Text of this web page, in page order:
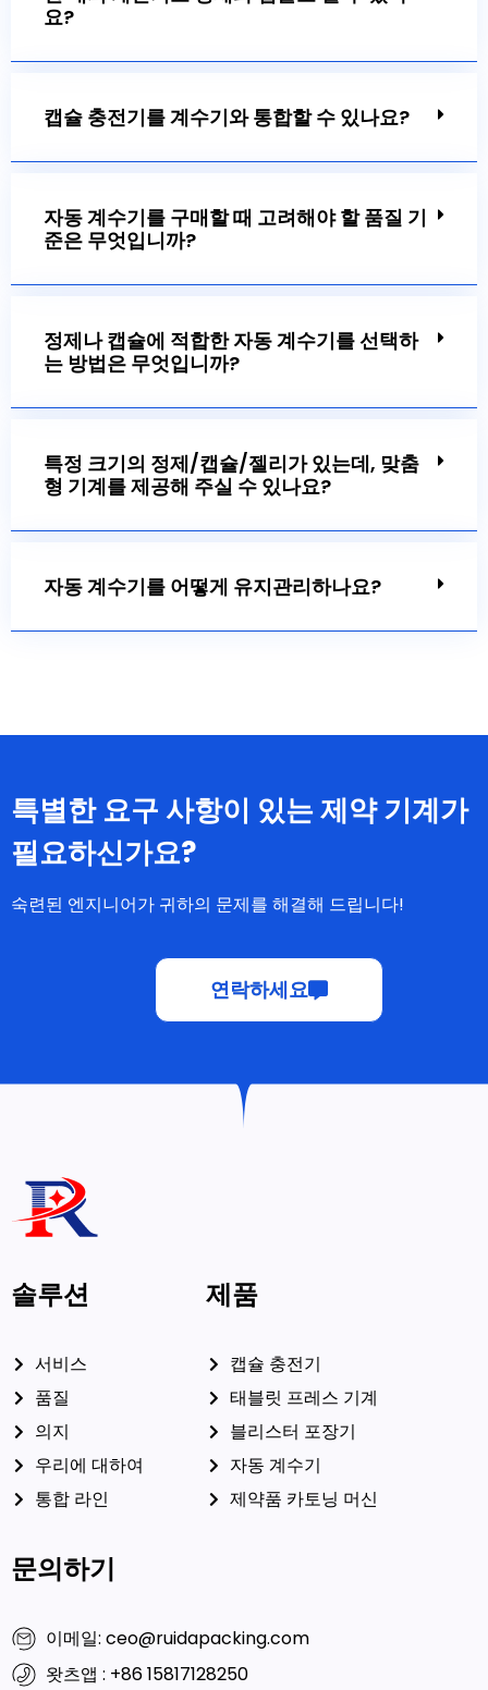
요?
캡슐 충전기를 계수기와 통합할 수 있나요?
자동 계수기를 구매할 때 고려해야 할 품질 기
준은 무엇입니까?
정제나 캡슐에 적합한 자동 계수기를 선택하
는 방법은 무엇입니까?
특정 크기의 정제/캡슐/젤리가 있는데, 맞춤
형 기계를 제공해 주실 수 있나요?
자동 계수기를 어떻게 유지관리하나요?
특별한 요구 사항이 있는 제약 기계가
필요하신가요?
숙련된 엔지니어가 귀하의 문제를 해결해 드립니다!
연락하세요
솔루션
서비스
품질
의지
우리에 대하여
통합 라인
제품
캡슐 충전기
태블릿 프레스 기계
블리스터 포장기
자동 계수기
제약품 카토닝 머신
문의하기
이메일: ceo@ruidapacking.com
왓츠앱 : +86 15817128250